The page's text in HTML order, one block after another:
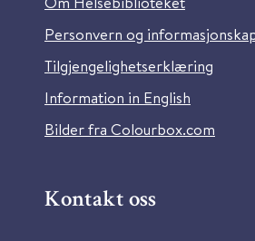
Personvern og
Tilgjengelighetserklæring
Information in English
Bilder fra Colourbox.com
Kontakt oss